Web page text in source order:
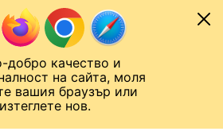
добро качество и
на сайта, моля
вашия браузър или
изтеглете нов.